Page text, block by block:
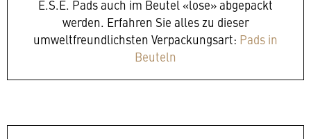
E.S.E. Pads auch im Beutel «lose» abgepackt
werden. Erfahren Sie alles zu dieser
umweltfreundlichsten Verpackungsart: Pads in
Beuteln